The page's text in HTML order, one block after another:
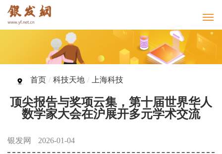
首页 / 科技天地 / 上海科技
顶尖报告与奖项云集，第十届世界华人
数学家大会在沪展开多元学术交流
银发网 2026-01-04